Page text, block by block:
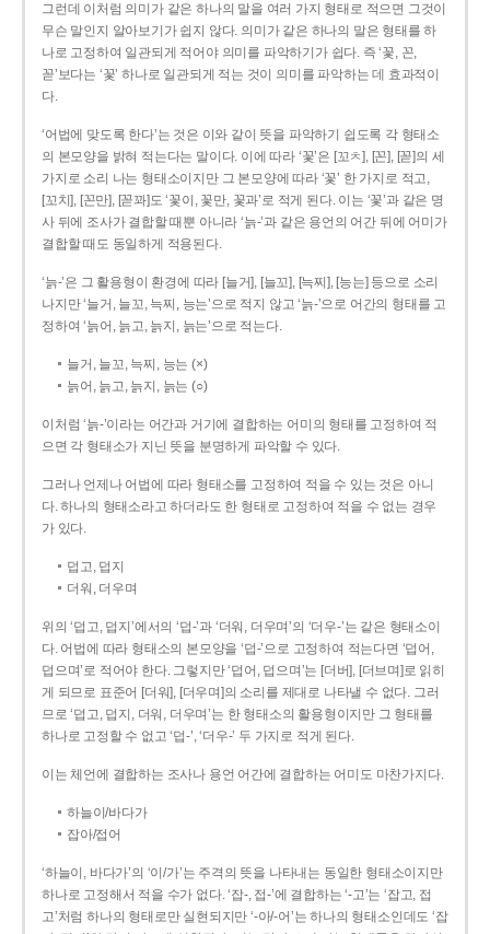
그런데 이처럼 의미가 같은 하나의 말을 여러 가지 형태로 적으면 그것이
무슨 말인지 알아보기가 쉽지 않다. 의미가 같은 하나의 말은 형태를 하
나로 고정하여 일관되게 적어야 의미를 파악하기가 쉽다. 즉 ‘꽃, 꼰,
꼳’보다는 ‘꽃’ 하나로 일관되게 적는 것이 의미를 파악하는 데 효과적이
다.
‘어법에 맞도록 한다’는 것은 이와 같이 뜻을 파악하기 쉽도록 각 형태소
의 본모양을 밝혀 적는다는 말이다. 이에 따라 ‘꽃’은 [꼬ㅊ], [꼰], [꼳]의 세
가지로 소리 나는 형태소이지만 그 본모양에 따라 ‘꽃’ 한 가지로 적고,
[꼬치], [꼰만], [꼳꽈]도 ‘꽃이, 꽃만, 꽃과’로 적게 된다. 이는 ‘꽃’과 같은 명
사 뒤에 조사가 결합할 때뿐 아니라 ‘늙-’과 같은 용언의 어간 뒤에 어미가
결합할 때도 동일하게 적용된다.
‘늙-’은 그 활용형이 환경에 따라 [늘거], [늘꼬], [늑찌], [능는] 등으로 소리
나지만 ‘늘거, 늘꼬, 늑찌, 능는’으로 적지 않고 ‘늙-’으로 어간의 형태를 고
정하여 ‘늙어, 늙고, 늙지, 늙는’으로 적는다.
늘거, 늘꼬, 늑찌, 능는 (×)
늙어, 늙고, 늙지, 늙는 (○)
이처럼 ‘늙-­’이라는 어간과 거기에 결합하는 어미의 형태를 고정하여 적
으면 각 형태소가 지닌 뜻을 분명하게 파악할 수 있다.
그러나 언제나 어법에 따라 형태소를 고정하여 적을 수 있는 것은 아니
다. 하나의 형태소라고 하더라도 한 형태로 고정하여 적을 수 없는 경우
가 있다.
덥고, 덥지
더워, 더우며
위의 ‘덥고, 덥지’에서의 ‘덥-­’과 ‘더워, 더우며’의 ‘더우-­’는 같은 형태소이
다. 어법에 따라 형태소의 본모양을 ‘덥-­’으로 고정하여 적는다면 ‘덥어,
덥으며’로 적어야 한다. 그렇지만 ‘덥어, 덥으며’는 [더버], [더브며]로 읽히
게 되므로 표준어 [더워], [더우며]의 소리를 제대로 나타낼 수 없다. 그러
므로 ‘덥고, 덥지, 더워, 더우며’는 한 형태소의 활용형이지만 그 형태를
하나로 고정할 수 없고 ‘덥-’, ‘더우-’ 두 가지로 적게 된다.
이는 체언에 결합하는 조사나 용언 어간에 결합하는 어미도 마찬가지다.
하늘이/바다가
잡아/접어
‘하늘이, 바다가’의 ‘이/가’는 주격의 뜻을 나타내는 동일한 형태소이지만
하나로 고정해서 적을 수가 없다. ‘잡-, 접-’에 결합하는 ‘-고’는 ‘잡고, 접
고’처럼 하나의 형태로만 실현되지만 ‘-아/-어’는 하나의 형태소인데도 ‘잡